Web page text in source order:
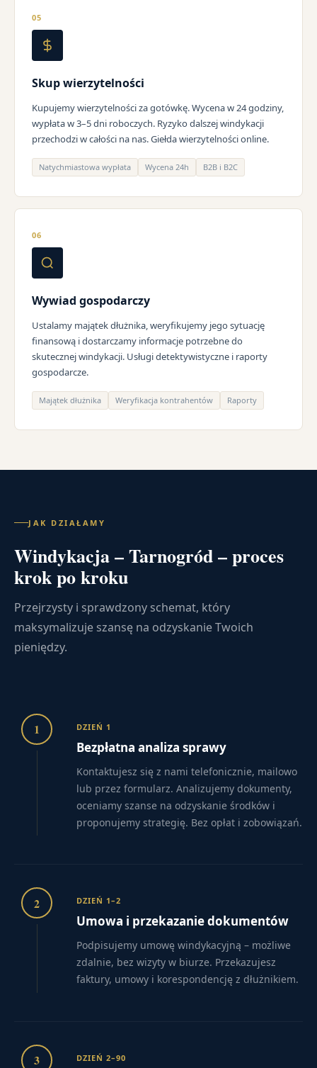
05
Skup wierzytelności
Kupujemy wierzytelności za gotówkę. Wycena w 24 godziny,
wypłata w 3–5 dni roboczych. Ryzyko dalszej windykacji
przechodzi w całości na nas. Giełda wierzytelności online.
Natychmiastowa wypłata Wycena 24h B2B i B2C
06
Wywiad gospodarczy
Ustalamy majątek dłużnika, weryfikujemy jego sytuację
finansową i dostarczamy informacje potrzebne do
skutecznej windykacji. Usługi detektywistyczne i raporty
gospodarcze.
Majątek dłużnika Weryfikacja kontrahentów Raporty
JAK DZIAŁAMY
Windykacja – Tarnogród – proces
krok po kroku
Przejrzysty i sprawdzony schemat, który
maksymalizuje szansę na odzyskanie Twoich
pieniędzy.
1 DZIEŃ 1
Bezpłatna analiza sprawy
Kontaktujesz się z nami telefonicznie, mailowo
lub przez formularz. Analizujemy dokumenty,
oceniamy szanse na odzyskanie środków i
proponujemy strategię. Bez opłat i zobowiązań.
2 DZIEŃ 1–2
Umowa i przekazanie dokumentów
Podpisujemy umowę windykacyjną – możliwe
zdalnie, bez wizyty w biurze. Przekazujesz
faktury, umowy i korespondencję z dłużnikiem.
3 DZIEŃ 2–90